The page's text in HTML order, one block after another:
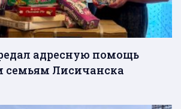
адресную помощь
семьям Лисичанска